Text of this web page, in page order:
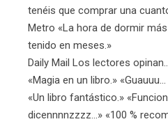
tenéis que comprar una
Metro «La hora de dormir
tenido en meses.»
Daily Mail Los lectores opinan...
«Magia en un libro.»
«Un libro fantástico.»
dicennnnzzzz...» «100 %